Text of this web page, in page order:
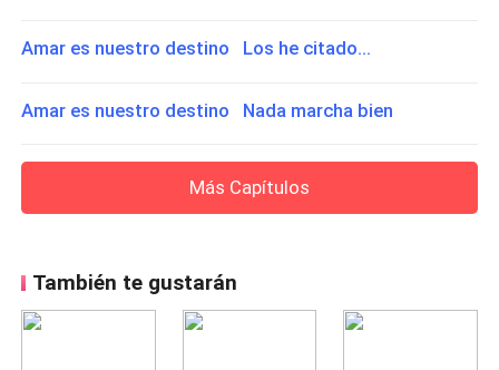
Amar es nuestro destino Los he citado...
Amar es nuestro destino Nada marcha bien
Más Capítulos
También te gustarán